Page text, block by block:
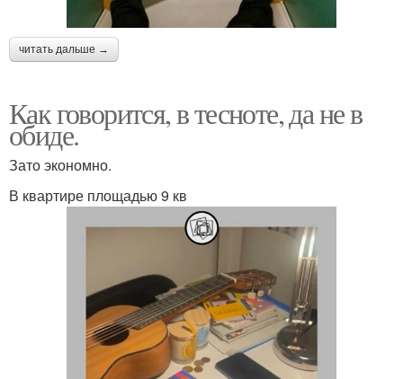
читать дальше →
Как говорится, в тесноте, да не в
обиде.
Зато экономно.
В квартире площадью 9 кв